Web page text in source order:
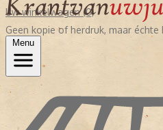
Uw winkelwagen (0)
Geen kopie of herdruk, maar
Menu